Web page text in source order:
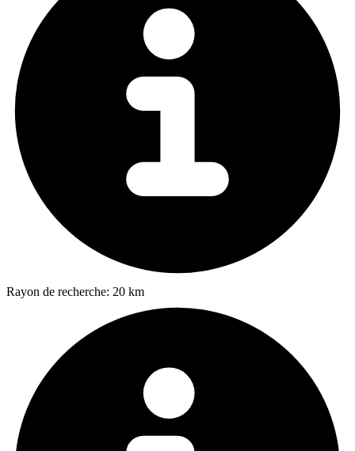
Rayon de recherche: 20 km